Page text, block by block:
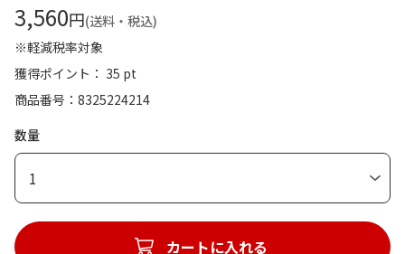
3,560円(送料・税込)
※軽減税率対象
獲得ポイント： 35 pt
商品番号
8325224214
数量
1
カートに入れる